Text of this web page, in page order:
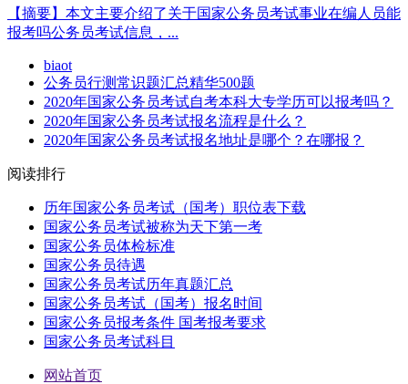
【摘要】本文主要介绍了关于国家公务员考试事业在编人员能
报考吗公务员考试信息，...
biaot
公务员行测常识题汇总精华500题
2020年国家公务员考试自考本科大专学历可以报考吗？
2020年国家公务员考试报名流程是什么？
2020年国家公务员考试报名地址是哪个？在哪报？
阅读排行
历年国家公务员考试（国考）职位表下载
国家公务员考试被称为天下第一考
国家公务员体检标准
国家公务员待遇
国家公务员考试历年真题汇总
国家公务员考试（国考）报名时间
国家公务员报考条件 国考报考要求
国家公务员考试科目
网站首页